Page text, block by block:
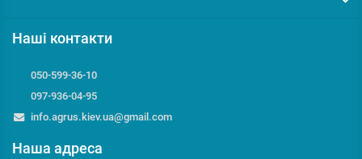
Наші контакти
050-599-36-10
097-936-04-95
info.agrus.kiev.ua@gmail.com
Наша адреса